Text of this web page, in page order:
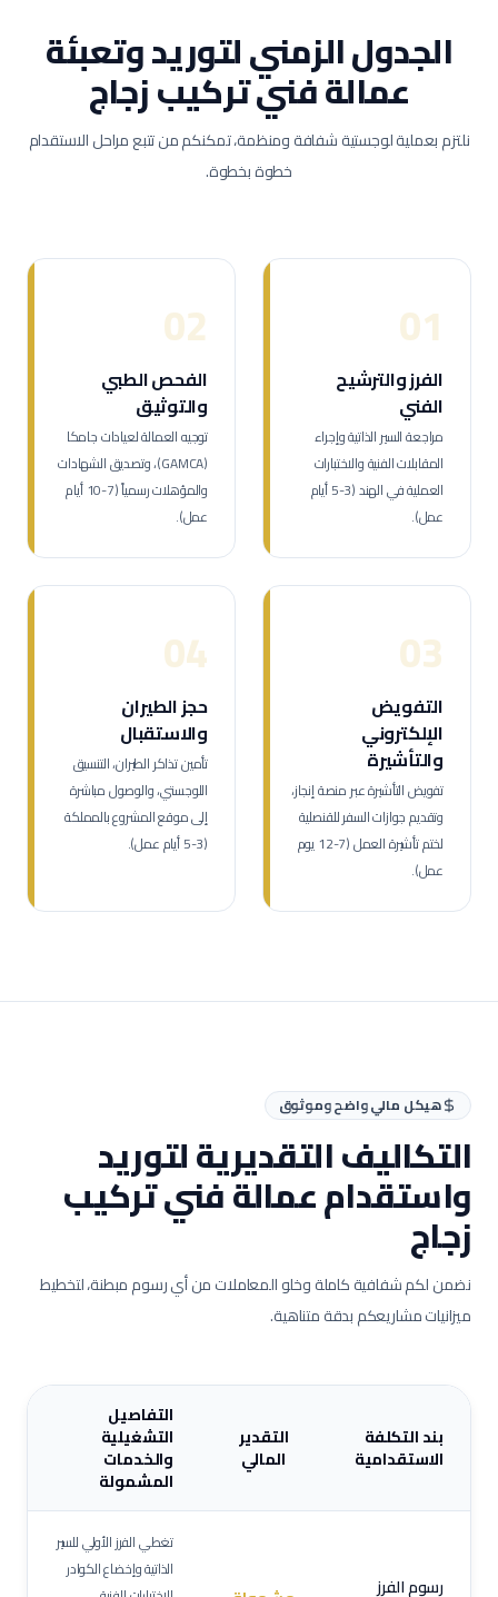
الجدول الزمني لتوريد وتعبئة
عمالةفني تركيب زجاج
نلتزم بعملية لوجستية شفافة ومنظمة، تمكنكم من تتبع مراحل الاستقدام
خطوة بخطوة.
01
الفرز والترشيح
الفني
مراجعة السير الذاتية وإجراء
المقابلات الفنية والاختبارات
العملية في الهند (3-5 أيام
عمل).
02
الفحص الطبي
والتوثيق
توجيه العمالة لعيادات جامكا
(GAMCA)، وتصديق الشهادات
والمؤهلات رسمياً (7-10 أيام
عمل).
03
التفويض
الإلكتروني
والتأشيرة
تفويض التأشيرة عبر منصة إنجاز،
وتقديم جوازات السفر للقنصلية
لختم تأشيرة العمل (7-12 يوم
عمل).
04
حجز الطيران
والاستقبال
تأمين تذاكر الطيران، التنسيق
اللوجستي، والوصول مباشرة
إلى موقع المشروع بالمملكة
(3-5 أيام عمل).
هيكل مالي واضح وموثوق
التكاليف التقديرية لتوريد
واستقدام عمالةفني تركيب
زجاج
نضمن لكم شفافية كاملة وخلو المعاملات من أي رسوم مبطنة، لتخطيط
ميزانيات مشاريعكم بدقة متناهية.
بند التكلفة
الاستقدامية
التقدير
المالي
التفاصيل
التشغيلية
والخدمات
المشمولة
رسوم الفرز
تغطي الفرز الأولي للسير
الذاتية وإخضاع الكوادر